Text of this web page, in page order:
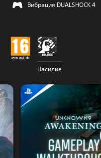
Вибрация DUALSHOCK 4
Насилие